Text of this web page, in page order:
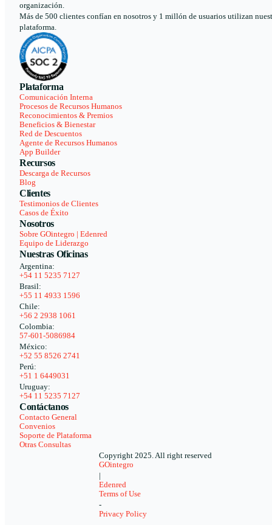
organización.
Más de 500 clientes confían en nosotros y 1 millón de usuarios utilizan
plataforma.
Plataforma
Comunicación Interna
Procesos de Recursos Humanos
Reconocimientos & Premios
Beneficios & Bienestar
Red de Descuentos
Agente de Recursos Humanos
App Builder
Recursos
Descarga de Recursos
Blog
Clientes
Testimonios de Clientes
Casos de Éxito
Nosotros
Sobre GOintegro | Edenred
Equipo de Liderazgo
Nuestras Oficinas
Argentina:
+54 11 5235 7127
Brasil:
+55 11 4933 1596
Chile:
+56 2 2938 1061
Colombia:
57-601-5086984
México:
+52 55 8526 2741
Perú:
+51 1 6449031
Uruguay:
+54 11 5235 7127
Contáctanos
Contacto General
Convenios
Soporte de Plataforma
Otras Consultas
Copyright 2025. All right reserved
GOintegro
|
Edenred
Terms of Use
-
Privacy Policy